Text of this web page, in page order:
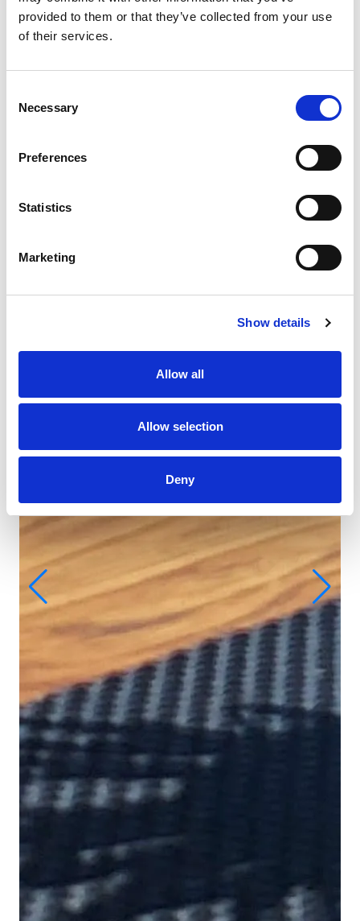
provided to them or that they’ve collected from your use
of their services.
Selection
Necessary
Preferences
Statistics
Marketing
Show details
Allow all
Allow selection
Deny